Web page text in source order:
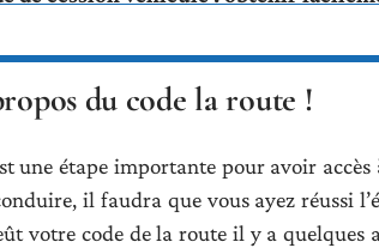
du code la route !
une étape importante pour avoir
il faudra que vous ayez réussi
votre code de la route il y a quelques